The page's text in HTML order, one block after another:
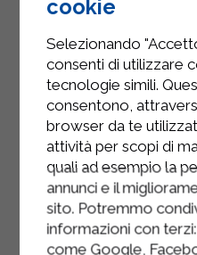
il liquido venga
aggiungere
Quando il riso è
aggiungere il
Sterilgarda e
ottenere una
Togliere dal
sale e
burro.
cookie
Selezionando
consenti di utilizzare
tecnologie simili.
consentono,
browser da te
attività per scopi di
quali ad esempio la
annunci e il
sito. Potremmo
informazioni con
come Google,